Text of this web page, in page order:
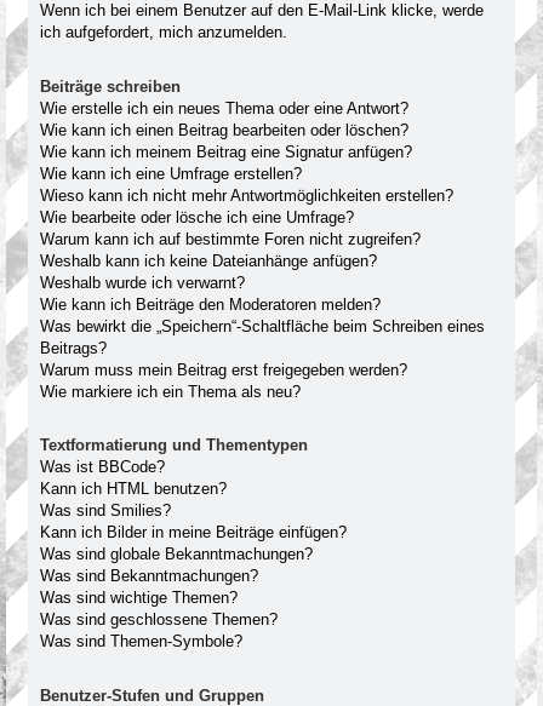
Wenn ich bei einem Benutzer auf den E-Mail-Link klicke, werde
ich aufgefordert, mich anzumelden.
Beiträge schreiben
Wie erstelle ich ein neues Thema oder eine Antwort?
Wie kann ich einen Beitrag bearbeiten oder löschen?
Wie kann ich meinem Beitrag eine Signatur anfügen?
Wie kann ich eine Umfrage erstellen?
Wieso kann ich nicht mehr Antwortmöglichkeiten erstellen?
Wie bearbeite oder lösche ich eine Umfrage?
Warum kann ich auf bestimmte Foren nicht zugreifen?
Weshalb kann ich keine Dateianhänge anfügen?
Weshalb wurde ich verwarnt?
Wie kann ich Beiträge den Moderatoren melden?
Was bewirkt die „Speichern“-Schaltfläche beim Schreiben eines
Beitrags?
Warum muss mein Beitrag erst freigegeben werden?
Wie markiere ich ein Thema als neu?
Textformatierung und Thementypen
Was ist BBCode?
Kann ich HTML benutzen?
Was sind Smilies?
Kann ich Bilder in meine Beiträge einfügen?
Was sind globale Bekanntmachungen?
Was sind Bekanntmachungen?
Was sind wichtige Themen?
Was sind geschlossene Themen?
Was sind Themen-Symbole?
Benutzer-Stufen und Gruppen